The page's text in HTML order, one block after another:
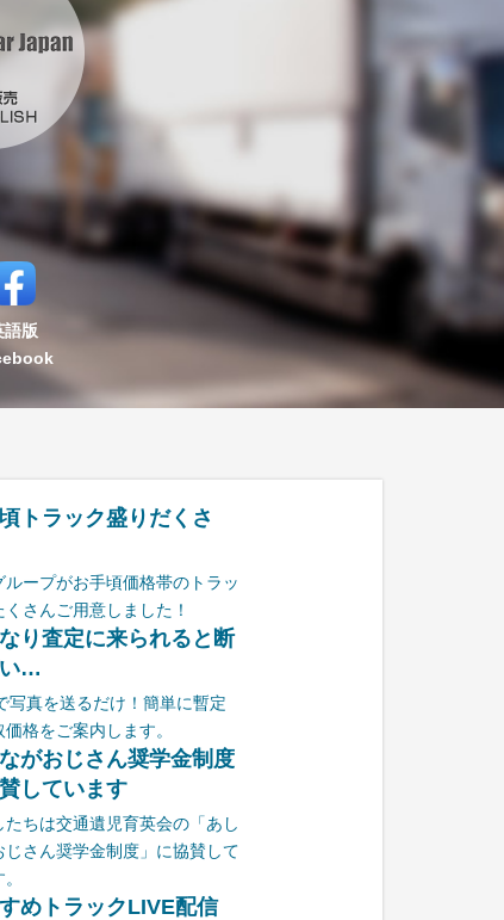
語版
トラック盛りだくさ
ループがお手頃価格帯のトラッ
くさんご用意しました！
り査定に来られると断
…
写真を送るだけ！簡単に暫定
格をご案内します。
がおじさん奨学金制度
しています
たちは交通遺児育英会の「あし
じさん奨学金制度」に協賛して
めトラックLIVE配信